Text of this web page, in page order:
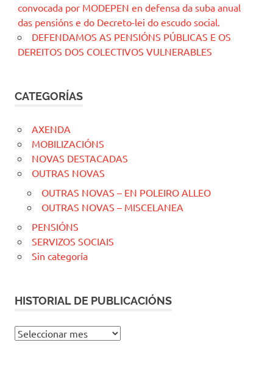
convocada por MODEPEN en defensa da suba anual
das pensións e do Decreto-lei do escudo social.
DEFENDAMOS AS PENSIÓNS PÚBLICAS E OS
DEREITOS DOS COLECTIVOS VULNERABLES
CATEGORÍAS
AXENDA
MOBILIZACIÓNS
NOVAS DESTACADAS
OUTRAS NOVAS
OUTRAS NOVAS – EN POLEIRO ALLEO
OUTRAS NOVAS – MISCELANEA
PENSIÓNS
SERVIZOS SOCIAIS
Sin categoría
HISTORIAL DE PUBLICACIÓNS
H